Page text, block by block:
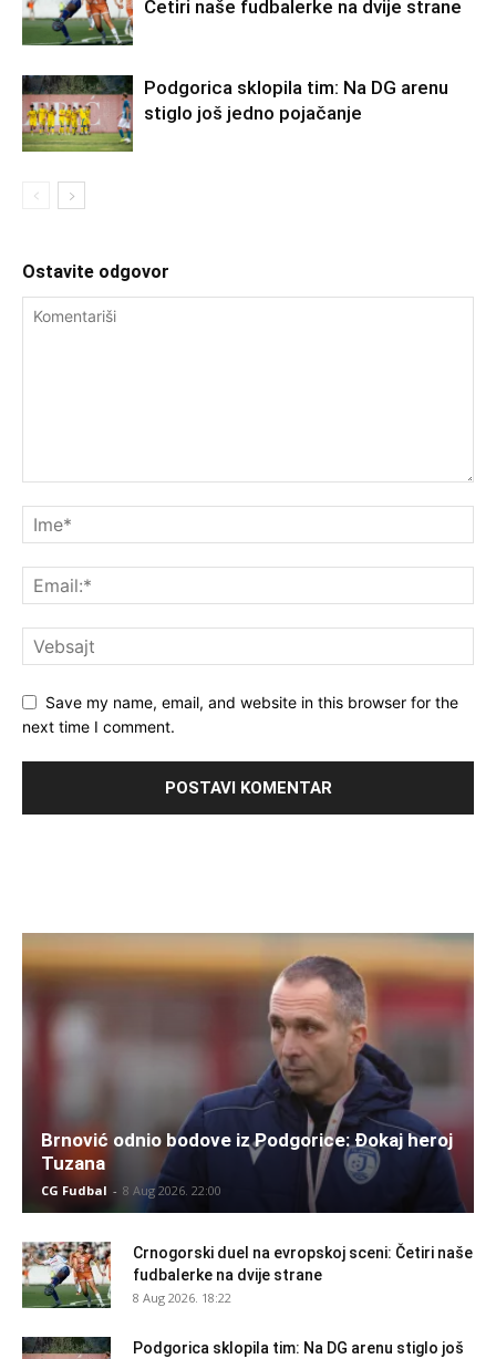
Četiri naše fudbalerke na dvije strane
Podgorica sklopila tim: Na DG arenu
stiglo još jedno pojačanje
Ostavite odgovor
Save my name, email, and website in this browser for the
next time I comment.
Brnović odnio bodove iz Podgorice: Đokaj heroj
Tuzana
CG Fudbal - 8 Aug 2026. 22:00
Crnogorski duel na evropskoj sceni: Četiri naše
fudbalerke na dvije strane
8 Aug 2026. 18:22
Podgorica sklopila tim: Na DG arenu stiglo još